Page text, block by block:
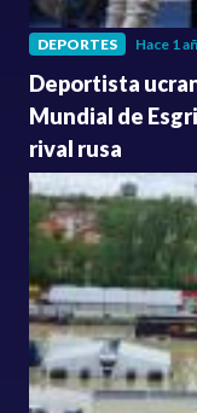
DEPORTES Hace 1
Deportista
Mundial de
rival rusa